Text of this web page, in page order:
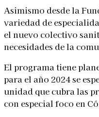
Asimismo desde la
variedad de
el nuevo colectivo
necesidades de la
El programa tiene
para el año 2024 se
unidad que cubra las
con especial foco en